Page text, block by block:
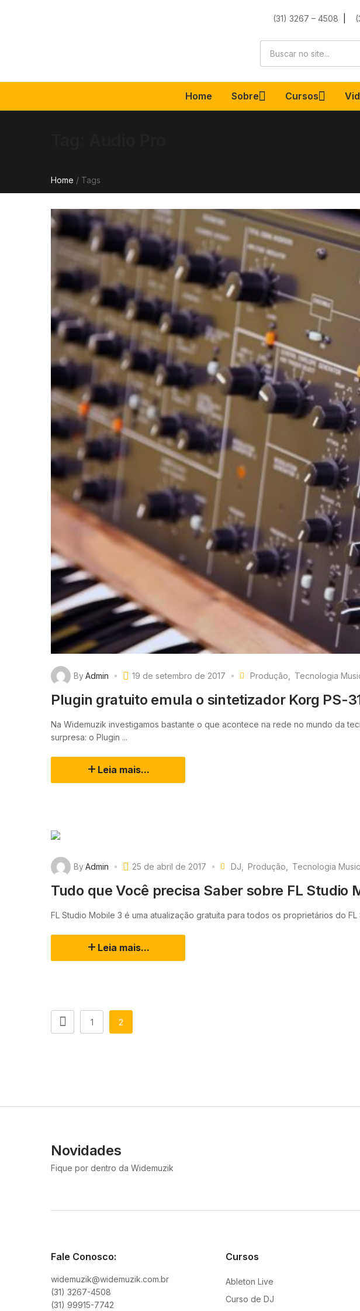
(31) 3267 – 4508
Home Sobre Cursos
Home / Tags
ByAdmin 19 de setembro de 2017 Produção Tecnologia
Plugin gratuito emula o sintetizador Korg PS-
Na Widemuzik investigamos bastante o que acontece na rede no mundo da
surpresa: o Plugin ...
Leia mais...
ByAdmin 25 de abril de 2017 DJ Produção Tecnologia
Tudo que Você precisa Saber sobre FL Studio
FL Studio Mobile 3 é uma atualização gratuita para todos os proprietários do
Leia mais...
1 2
Novidades
Fique por dentro da Widemuzik
Fale Conosco:
widemuzik@widemuzik.com.br
(31) 3267-4508
(31) 99915-7742
Cursos
Ableton Live
Curso de DJ